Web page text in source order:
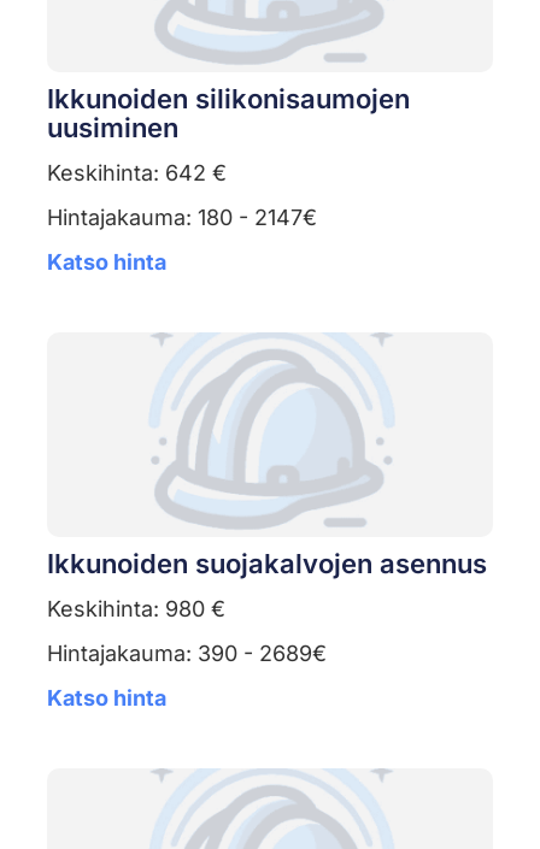
Ikkunoiden silikonisaumojen
uusiminen
Keskihinta: 642 €
Hintajakauma: 180 - 2147€
Katso hinta
Ikkunoiden suojakalvojen asennus
Keskihinta: 980 €
Hintajakauma: 390 - 2689€
Katso hinta